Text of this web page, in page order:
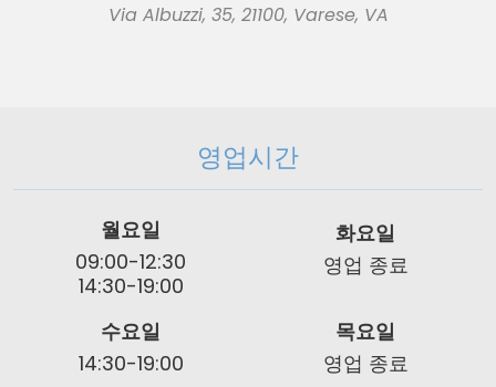
Via Albuzzi, 35, 21100, Varese, VA
영업시간
월요일
09:00-12:30
14:30-19:00
화요일
영업 종료
수요일
14:30-19:00
목요일
영업 종료